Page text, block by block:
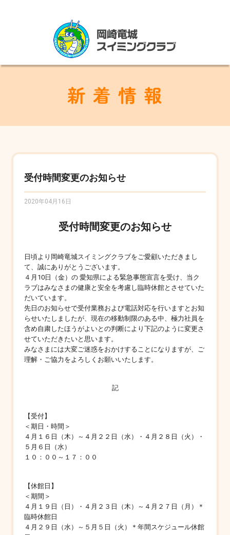
受付時間変更のお知らせ
2020年04月16日
受付時間変更のお知らせ
日頃より岡崎竜城スイミングクラブをご愛顧いただきまし
て、誠にありがとうございます。
４月10日（金）の 愛知県による緊急事態宣言を受け、当ク
ラブはみなさまの健康と安全を考慮し臨時休館とさせていた
だいています。
先日のお知らせで受付業務および電話対応を行いますとお知
らせいたしましたが、現在の移動制限のある中、極力社員を
含め自粛したほうがよいとの判断により下記のように変更さ
せていただきたいと思います。
みなさまには大変ご迷惑をおかけすることになりますが、ご
理解・ご協力をよろしくお願いいたします。
記
【受付】
＜期日・時間＞
４月１６日（木）～４月２２日（水）・４月２８日（火）・
５月６日（水）
１０：００～１７：００
【休館日】
＜期間＞
４月１９日（日）・４月２３日（木）～４月２７日（月）＊
臨時休館日
４月２９日（水）～５月５日（火）＊年間スケジュール休館